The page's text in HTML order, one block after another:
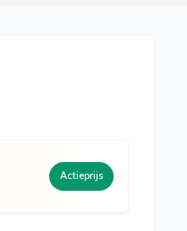
Actieprijs